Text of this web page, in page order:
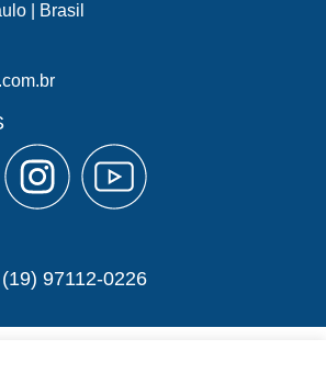
| Brasil
(19) 97112-0226